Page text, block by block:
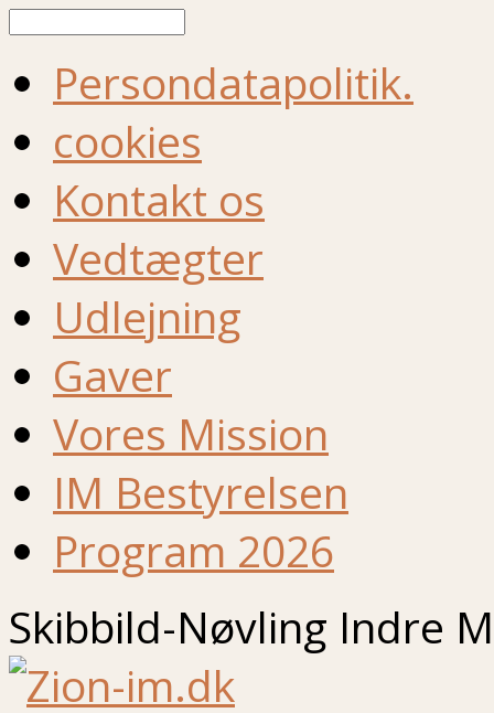
Persondatapolitik.
cookies
Kontakt os
Vedtægter
Udlejning
Gaver
Vores Mission
IM Bestyrelsen
Program 2026
Skibbild-Nøvling Indre